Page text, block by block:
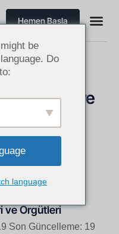
Hemen Başla
ve
& Örgütleri
ve Örgütleri
Son Güncelleme: 19
be
Do
language